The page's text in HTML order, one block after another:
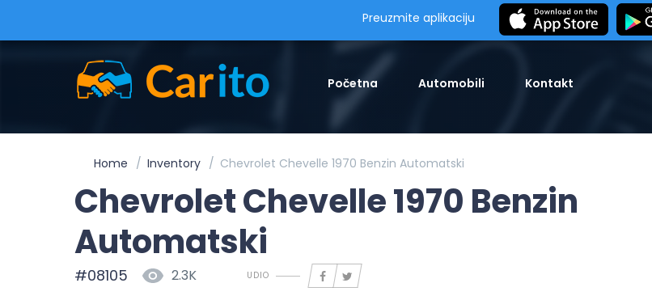
Preuzmite aplikaciju
Početna Automobili Kontakt
Home Inventory Chevrolet Chevelle 1970 Benzin Automatski
Chevrolet Chevelle 1970 Benzin
Automatski
#08105 2.3K UDIO